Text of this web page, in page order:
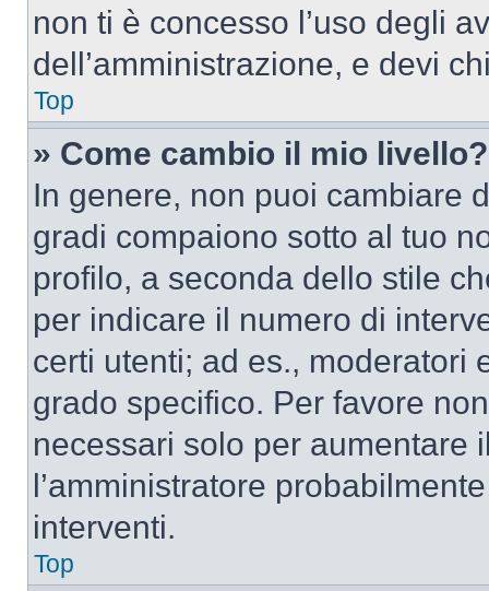
non ti è concesso l’uso degli
dell’amministrazione, e devi
Top
» Come cambio il mio livello?
In genere, non puoi cambiare
gradi compaiono sotto al tuo
profilo, a seconda dello stile
per indicare il numero di
certi utenti; ad es., moderatori
grado specifico. Per favore
necessari solo per aumentare
l’amministratore
interventi.
Top